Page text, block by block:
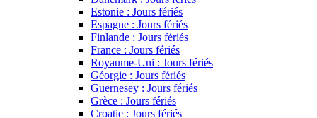
Estonie : Jours fériés
Espagne : Jours fériés
Finlande : Jours fériés
France : Jours fériés
Royaume-Uni : Jours fériés
Géorgie : Jours fériés
Guernesey : Jours fériés
Grèce : Jours fériés
Croatie : Jours fériés